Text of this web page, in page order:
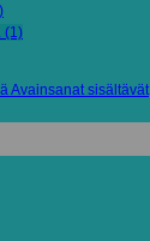
(1)
Avainsanat sisältävät